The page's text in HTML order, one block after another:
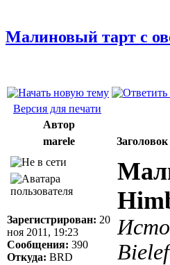
Малиновый тарт с
Версия для печати
Автор
marele
Зарегистрирован: 20
ноя 2011, 19:23
Сообщения: 390
Откуда: BRD